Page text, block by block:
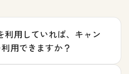
利用していれば、キャン
用できますか？